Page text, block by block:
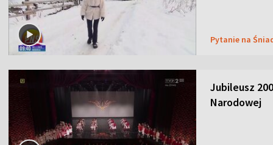
Pytanie na
Jubileusz
Narodowej